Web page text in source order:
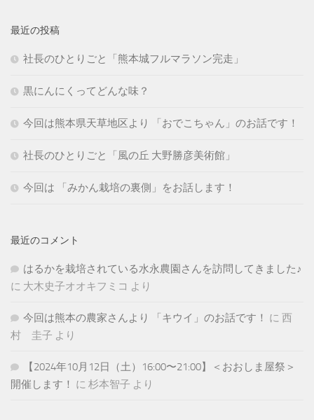
最近の投稿
社長のひとりごと「熊本城フルマラソン完走」
黒にんにくってどんな味？
今回は熊本県天草地区より 「おでこちゃん」のお話です！
社長のひとりごと「風の丘 大野勝彦美術館」
今回は 「みかん栽培の裏側」をお話します！
最近のコメント
はるかを栽培されている水永農園さんを訪問してきました♪
に 大木史子オオキフミコ より
今回は熊本の農家さんより 「キウイ」のお話です！ に 西
村 圭子 より
【2024年10月12日（土）16:00〜21:00】＜おおしま屋祭＞
開催します！ に 杉本智子 より